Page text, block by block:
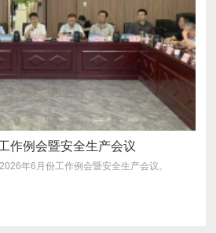
作例会暨安全生产会议
年6月份工作例会暨安全生产会议。